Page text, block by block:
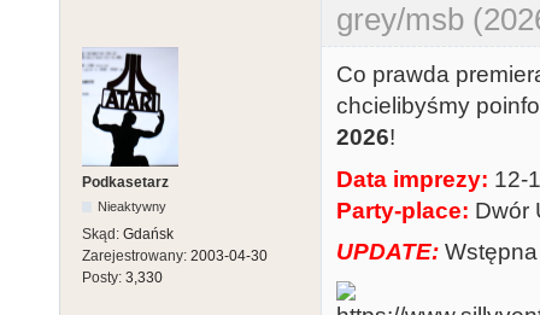
grey/msb
Podkasetarz
Nieaktywny
Skąd: Gdańsk
Zarejestrowany: 2003-04-30
Posty: 3,330
Co prawda
chcielibyśmy
2026!
Data imprezy: 12-
Party-place: Dwór
UPDATE: